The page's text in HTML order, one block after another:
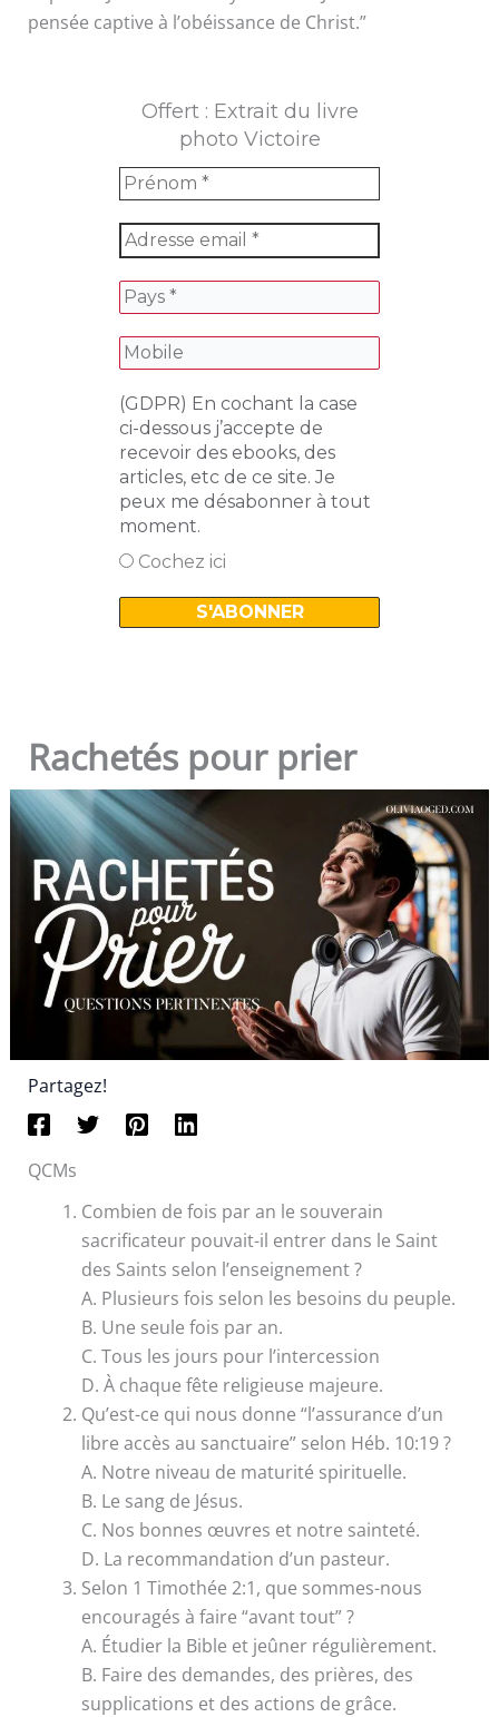
pensée captive à l’obéissance de Christ.”
Offert : Extrait du livre
photo Victoire
(GDPR) En cochant la case
ci-dessous j’accepte de
recevoir des ebooks, des
articles, etc de ce site. Je
peux me désabonner à tout
moment.
Cochez ici
Rachetés pour prier
Partagez!
QCMs
Combien de fois par an le souverain
sacrificateur pouvait-il entrer dans le Saint
des Saints selon l’enseignement ?
A. Plusieurs fois selon les besoins du peuple.
B. Une seule fois par an.
C. Tous les jours pour l’intercession
D. À chaque fête religieuse majeure.
Qu’est-ce qui nous donne “l’assurance d’un
libre accès au sanctuaire” selon Héb. 10:19 ?
A. Notre niveau de maturité spirituelle.
B. Le sang de Jésus.
C. Nos bonnes œuvres et notre sainteté.
D. La recommandation d’un pasteur.
Selon 1 Timothée 2:1, que sommes-nous
encouragés à faire “avant tout” ?
A. Étudier la Bible et jeûner régulièrement.
B. Faire des demandes, des prières, des
supplications et des actions de grâce.